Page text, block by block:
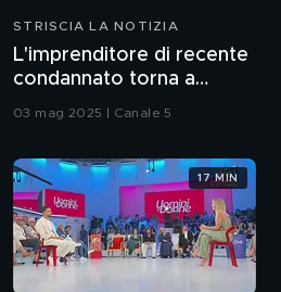
STRISCIA LA NOTIZIA
L'imprenditore di recente
condannato torna a
reclutare venditori per
03 mag 2025 | Canale 5
17 MIN